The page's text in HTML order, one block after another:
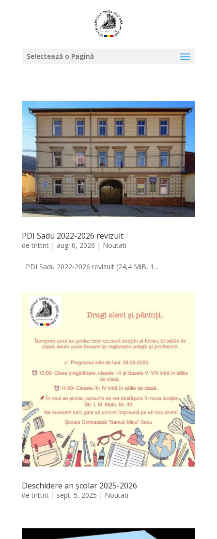
Selectează o Pagină
PDI Sadu 2022-2026 revizuit
detnttnt| aug. 6, 2026 | Noutati
PDI Sadu 2022-2026 revizuit (24,4 MiB, 1...
Deschidere an școlar 2025-2026
detnttnt| sept. 5, 2025 | Noutati